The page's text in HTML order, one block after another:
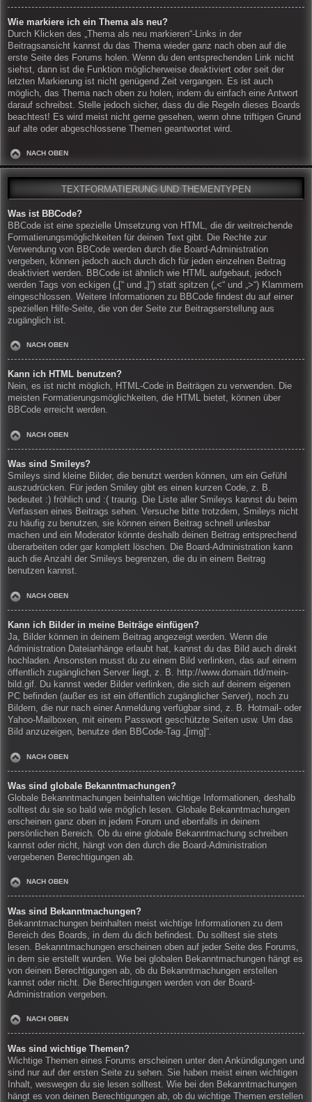
Wie markiere ich ein Thema als neu?
Durch Klicken des „Thema als neu markieren“-Links in der
Beitragsansicht kannst du das Thema wieder ganz nach oben auf die
erste Seite des Forums holen. Wenn du den entsprechenden Link nicht
siehst, dann ist die Funktion möglicherweise deaktiviert oder seit der
letzten Markierung ist nicht genügend Zeit vergangen. Es ist auch
möglich, das Thema nach oben zu holen, indem du einfach eine Antwort
darauf schreibst. Stelle jedoch sicher, dass du die Regeln dieses Boards
beachtest! Es wird meist nicht gerne gesehen, wenn ohne triftigen Grund
auf alte oder abgeschlossene Themen geantwortet wird.
NACH OBEN
TEXTFORMATIERUNG UND THEMENTYPEN
Was ist BBCode?
BBCode ist eine spezielle Umsetzung von HTML, die dir weitreichende
Formatierungsmöglichkeiten für deinen Text gibt. Die Rechte zur
Verwendung von BBCode werden durch die Board-Administration
vergeben, können jedoch auch durch dich für jeden einzelnen Beitrag
deaktiviert werden. BBCode ist ähnlich wie HTML aufgebaut, jedoch
werden Tags von eckigen („[“ und „]“) statt spitzen („<“ und „>“) Klammern
eingeschlossen. Weitere Informationen zu BBCode findest du auf einer
speziellen Hilfe-Seite, die von der Seite zur Beitragserstellung aus
zugänglich ist.
NACH OBEN
Kann ich HTML benutzen?
Nein, es ist nicht möglich, HTML-Code in Beiträgen zu verwenden. Die
meisten Formatierungsmöglichkeiten, die HTML bietet, können über
BBCode erreicht werden.
NACH OBEN
Was sind Smileys?
Smileys sind kleine Bilder, die benutzt werden können, um ein Gefühl
auszudrücken. Für jeden Smiley gibt es einen kurzen Code, z. B.
bedeutet :) fröhlich und :( traurig. Die Liste aller Smileys kannst du beim
Verfassen eines Beitrags sehen. Versuche bitte trotzdem, Smileys nicht
zu häufig zu benutzen, sie können einen Beitrag schnell unlesbar
machen und ein Moderator könnte deshalb deinen Beitrag entsprechend
überarbeiten oder gar komplett löschen. Die Board-Administration kann
auch die Anzahl der Smileys begrenzen, die du in einem Beitrag
benutzen kannst.
NACH OBEN
Kann ich Bilder in meine Beiträge einfügen?
Ja, Bilder können in deinem Beitrag angezeigt werden. Wenn die
Administration Dateianhänge erlaubt hat, kannst du das Bild auch direkt
hochladen. Ansonsten musst du zu einem Bild verlinken, das auf einem
öffentlich zugänglichen Server liegt, z. B. http://www.domain.tld/mein-
bild.gif. Du kannst weder Bilder verlinken, die sich auf deinem eigenen
PC befinden (außer es ist ein öffentlich zugänglicher Server), noch zu
Bildern, die nur nach einer Anmeldung verfügbar sind, z. B. Hotmail- oder
Yahoo-Mailboxen, mit einem Passwort geschützte Seiten usw. Um das
Bild anzuzeigen, benutze den BBCode-Tag „[img]“.
NACH OBEN
Was sind globale Bekanntmachungen?
Globale Bekanntmachungen beinhalten wichtige Informationen, deshalb
solltest du sie so bald wie möglich lesen. Globale Bekanntmachungen
erscheinen ganz oben in jedem Forum und ebenfalls in deinem
persönlichen Bereich. Ob du eine globale Bekanntmachung schreiben
kannst oder nicht, hängt von den durch die Board-Administration
vergebenen Berechtigungen ab.
NACH OBEN
Was sind Bekanntmachungen?
Bekanntmachungen beinhalten meist wichtige Informationen zu dem
Bereich des Boards, in dem du dich befindest. Du solltest sie stets
lesen. Bekanntmachungen erscheinen oben auf jeder Seite des Forums,
in dem sie erstellt wurden. Wie bei globalen Bekanntmachungen hängt es
von deinen Berechtigungen ab, ob du Bekanntmachungen erstellen
kannst oder nicht. Die Berechtigungen werden von der Board-
Administration vergeben.
NACH OBEN
Was sind wichtige Themen?
Wichtige Themen eines Forums erscheinen unter den Ankündigungen und
sind nur auf der ersten Seite zu sehen. Sie haben meist einen wichtigen
Inhalt, weswegen du sie lesen solltest. Wie bei den Bekanntmachungen
hängt es von deinen Berechtigungen ab, ob du wichtige Themen erstellen